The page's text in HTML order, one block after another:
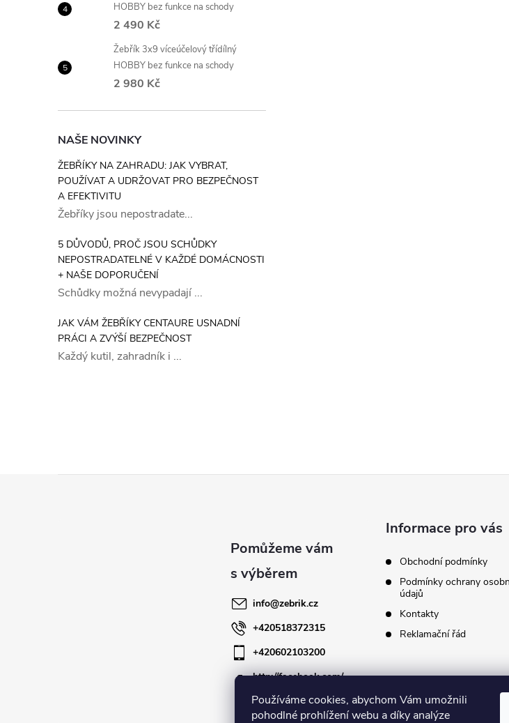
Používáme cookies, abychom Vám umožnili
pohodlné prohlížení webu a díky analýze
HOBBY bez funkce na schody
2 490 Kč
Žebřík 3x9 víceúčelový třídílný
HOBBY bez funkce na schody
2 980 Kč
NAŠE NOVINKY
ŽEBŘÍKY NA ZAHRADU: JAK VYBRAT,
POUŽÍVAT A UDRŽOVAT PRO BEZPEČNOST
A EFEKTIVITU
Žebříky jsou nepostradate...
5 DŮVODŮ, PROČ JSOU SCHŮDKY
NEPOSTRADATELNÉ V KAŽDÉ DOMÁCNOSTI
+ NAŠE DOPORUČENÍ
Schůdky možná nevypadají ...
JAK VÁM ŽEBŘÍKY CENTAURE USNADNÍ
PRÁCI A ZVÝŠÍ BEZPEČNOST
Každý kutil, zahradník i ...
info@zebrik.cz
+420518372315
+420602103200
http://facebook.com/
Informace pro vás
Obchodní podmínky
Podmínky ochrany
údajů
Kontakty
Reklamační řád